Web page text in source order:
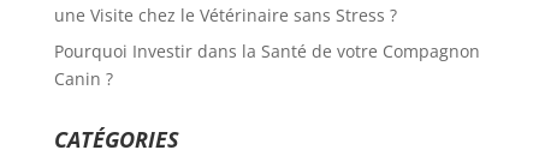
une Visite chez le Vétérinaire sans Stress ?
Pourquoi Investir dans la Santé de votre Compagnon
Canin ?
CATÉGORIES